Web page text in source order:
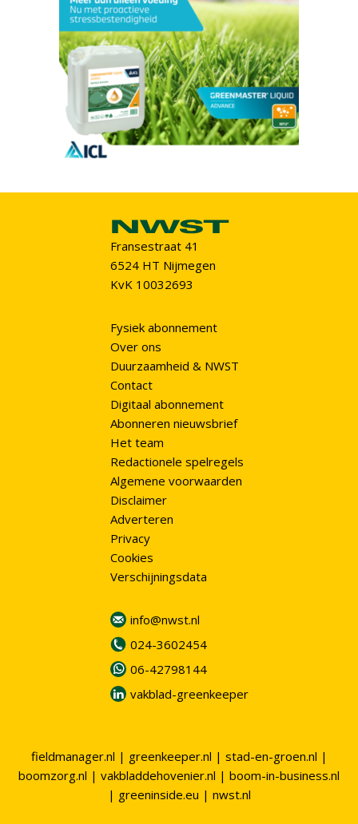
Fransestraat 41
6524 HT Nijmegen
KvK 10032693
Fysiek abonnement
Over ons
Duurzaamheid & NWST
Contact
Digitaal abonnement
Abonneren nieuwsbrief
Het team
Redactionele spelregels
Algemene voorwaarden
Disclaimer
Adverteren
Privacy
Cookies
Verschijningsdata
info@nwst.nl
024-3602454
06-42798144
vakblad-greenkeeper
fieldmanager.nl | greenkeeper.nl | stad-en-groen.nl |
boomzorg.nl | vakbladdehovenier.nl | boom-in-business.nl
| greeninside.eu | nwst.nl